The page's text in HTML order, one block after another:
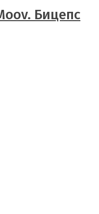
Бицепс